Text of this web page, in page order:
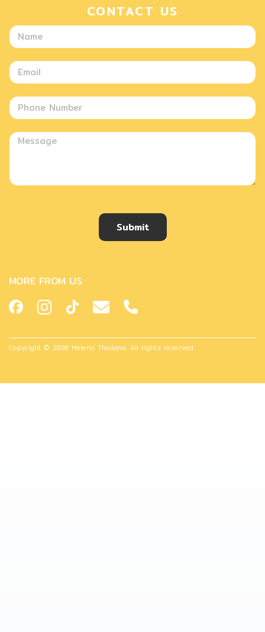
CONTACT US
Submit
MORE FROM US
Copyright © 2018 Helena Thailand. All rights reserved.